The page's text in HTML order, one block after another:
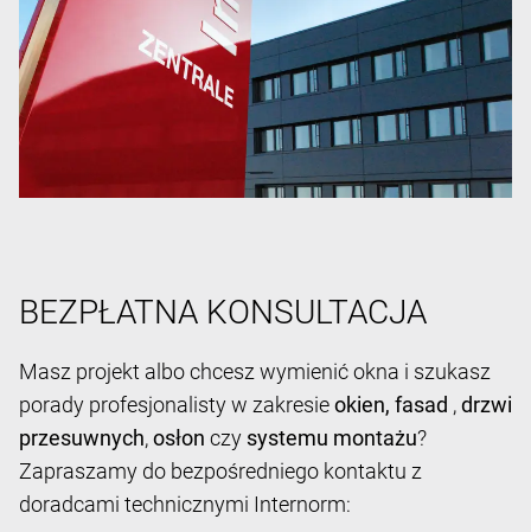
BEZPŁATNA KONSULTACJA
Masz projekt albo chcesz wymienić okna i szukasz
porady profesjonalisty w zakresieokien, fasad ,drzwi
przesuwnych,osłon czy systemu montażu?
Zapraszamy do bezpośredniego kontaktu z
doradcami technicznymi Internorm: